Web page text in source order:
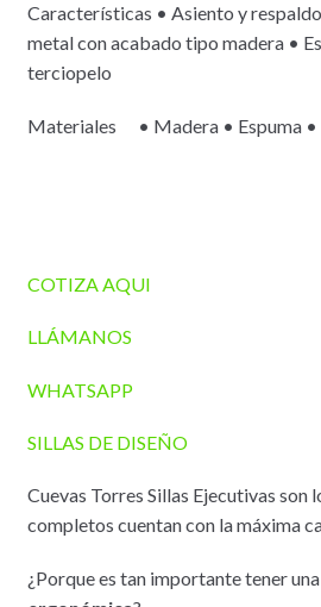
Características • Asiento y
metal con acabado tipo madera •
terciopelo
Materiales • Madera • Espuma •
COTIZA AQUI
LLÁMANOS
WHATSAPP
SILLAS DE DISEÑO
Cuevas Torres Sillas Ejecutivas son
completos cuentan con la máxima
¿Porque es tan importante tener una